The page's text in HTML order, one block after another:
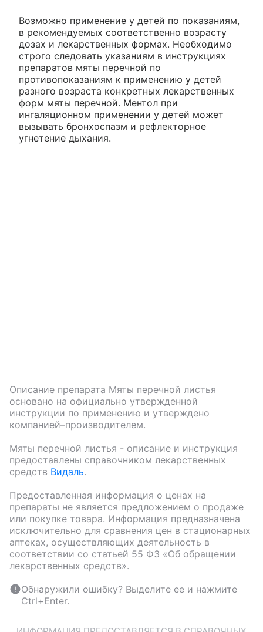
Возможно применение у детей по показаниям,
в рекомендуемых соответственно возрасту
дозах и лекарственных формах. Необходимо
строго следовать указаниям в инструкциях
препаратов мяты перечной по
противопоказаниям к применению у детей
разного возраста конкретных лекарственных
форм мяты перечной. Ментол при
ингаляционном применении у детей может
вызывать бронхоспазм и рефлекторное
угнетение дыхания.
Описание препарата Мяты перечной листья
основано на официально утвержденной
инструкции по применению и утверждено
компанией–производителем.
Мяты перечной листья - описание и инструкция
предоставлены справочником лекарственных
средств Видаль.
Предоставленная информация о ценах на
препараты не является предложением о продаже
или покупке товара. Информация предназначена
исключительно для сравнения цен в стационарных
аптеках, осуществляющих деятельность в
соответствии со статьей 55 ФЗ «Об обращении
лекарственных средств».
Обнаружили ошибку? Выделите ее и нажмите
Ctrl+Enter.